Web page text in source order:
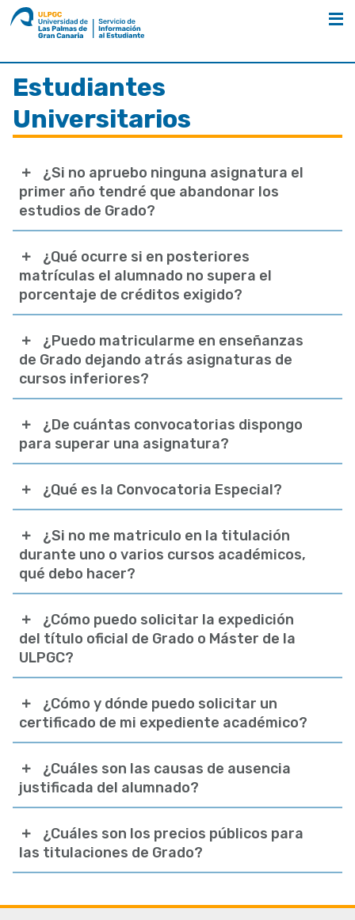
ULPGC
Nombre
unidad
Estudiantes
Universitarios
¿Si no apruebo ninguna asignatura el
primer año tendré que abandonar los
estudios de Grado?
¿Qué ocurre si en posteriores
matrículas el alumnado no supera el
porcentaje de créditos exigido?
¿Puedo matricularme en enseñanzas
de Grado dejando atrás asignaturas de
cursos inferiores?
¿De cuántas convocatorias dispongo
para superar una asignatura?
¿Qué es la Convocatoria Especial?
¿Si no me matriculo en la titulación
durante uno o varios cursos académicos,
qué debo hacer?
¿Cómo puedo solicitar la expedición
del título oficial de Grado o Máster de la
ULPGC?
¿Cómo y dónde puedo solicitar un
certificado de mi expediente académico?
¿Cuáles son las causas de ausencia
justificada del alumnado?
¿Cuáles son los precios públicos para
las titulaciones de Grado?